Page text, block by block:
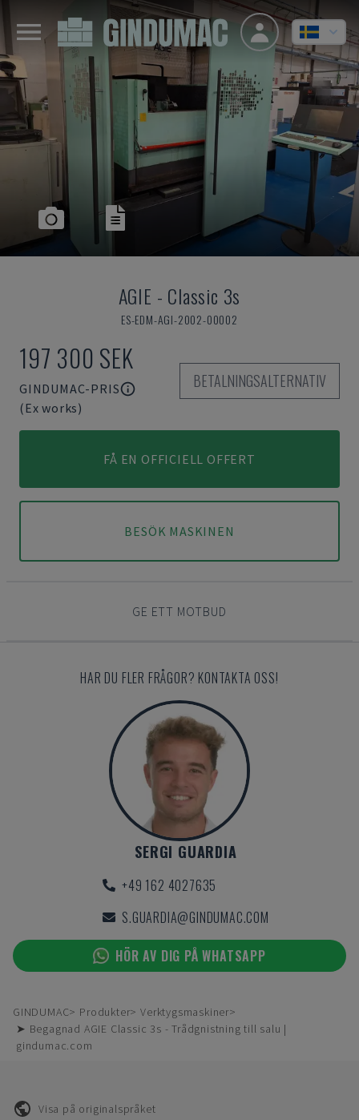
AGIE - Classic 3s
ES-EDM-AGI-2002-00002
197 300 SEK
GINDUMAC-PRIS
(Ex works)
BETALNINGSALTERNATIV
FÅ EN OFFICIELL OFFERT
BESÖK MASKINEN
GE ETT MOTBUD
HAR DU FLER FRÅGOR? KONTAKTA OSS!
SERGI GUARDIA
+49 162 4027635
S.GUARDIA@GINDUMAC.COM
HÖR AV DIG PÅ WHATSAPP
GINDUMAC Produkter
Verktygsmaskiner
➤ Begagnad AGIE Classic 3s - Trådgnistning till salu |
gindumac.com
Visa på originalspråket